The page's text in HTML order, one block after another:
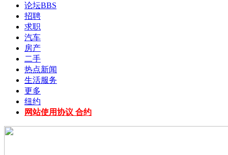
论坛BBS
招聘
求职
汽车
房产
二手
热点新闻
生活服务
更多
纽约
网站使用协议 合约